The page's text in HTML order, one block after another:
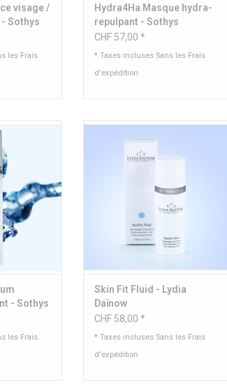
visage /
Sothys
les Frais
Hydra4Ha Masque hydra-
repulpant - Sothys
CHF 57,00 *
* Taxes incluses Sans les Frais
d'expédition
pour
peau
ml
- Sothys
les Frais
Fluide riche à base d’extraits de
mousse et d’huiles naturelles
précieuses
Contenu: 50 ml
AJOUTER AU PANIER
Skin Fit Fluid - Lydia
Daïnow
CHF 58,00 *
* Taxes incluses Sans les Frais
d'expédition